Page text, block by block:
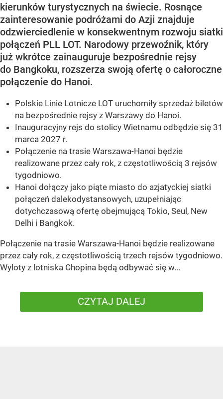
kierunków turystycznych na świecie. Rosnące
zainteresowanie podróżami do Azji znajduje
odzwierciedlenie w konsekwentnym rozwoju siatki
połączeń PLL LOT. Narodowy przewoźnik, który
już wkrótce zainauguruje bezpośrednie rejsy
do Bangkoku, rozszerza swoją ofertę o całoroczne
połączenie do Hanoi.
Polskie Linie Lotnicze LOT uruchomiły sprzedaż biletów
na bezpośrednie rejsy z Warszawy do Hanoi.
Inauguracyjny rejs do stolicy Wietnamu odbędzie się 31
marca 2027 r.
Połączenie na trasie Warszawa-Hanoi będzie
realizowane przez cały rok, z częstotliwością 3 rejsów
tygodniowo.
Hanoi dołączy jako piąte miasto do azjatyckiej siatki
połączeń dalekodystansowych, uzupełniając
dotychczasową ofertę obejmującą Tokio, Seul, New
Delhi i Bangkok.
Połączenie na trasie Warszawa-Hanoi będzie realizowane
przez cały rok, z częstotliwością trzech rejsów tygodniowo.
Wyloty z lotniska Chopina będą odbywać się w...
CZYTAJ DALEJ